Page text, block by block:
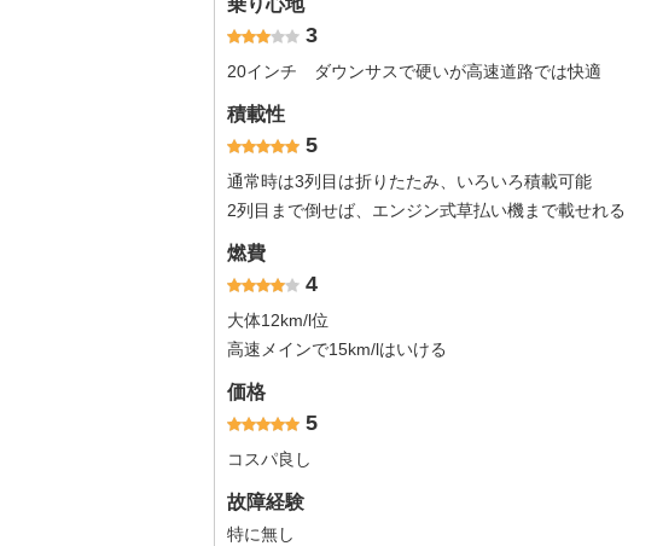
乗り心地
3
20インチ ダウンサスで硬いが高速道路では快適
積載性
5
通常時は3列目は折りたたみ、いろいろ積載可能
2列目まで倒せば、エンジン式草払い機まで載せれる
燃費
4
大体12km/l位
高速メインで15km/lはいける
価格
5
コスパ良し
故障経験
特に無し